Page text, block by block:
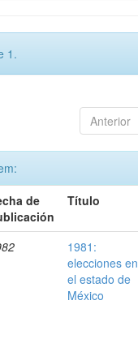
1.
Anterior
de
Título
1981:
elecciones en
el estado de
México